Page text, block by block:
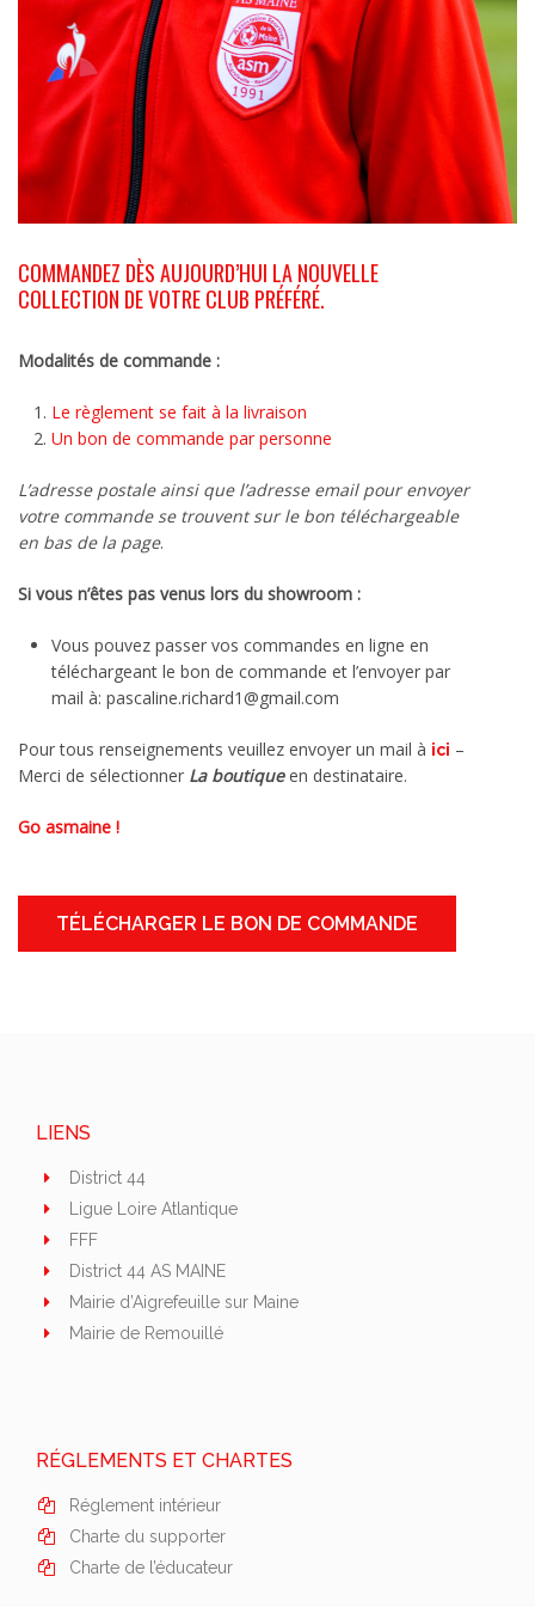
COMMANDEZ DÈS AUJOURD’HUI LA NOUVELLE
COLLECTION DE VOTRE CLUB PRÉFÉRÉ.
Modalités de commande :
Le règlement se fait à la livraison
Un bon de commande par personne
L’adresse postale ainsi que l’adresse email pour envoyer
votre commande se trouvent sur le bon téléchargeable
en bas de la page.
Si vous n’êtes pas venus lors du showroom :
Vous pouvez passer vos commandes en ligne en
téléchargeant le bon de commande et l’envoyer par
mail à: pascaline.richard1@gmail.com
Pour tous renseignements veuillez envoyer un mail à ici –
Merci de sélectionner La boutiqueen destinataire.
Go asmaine !
TÉLÉCHARGER LE BON DE COMMANDE
LIENS
District 44
Ligue Loire Atlantique
FFF
District 44 AS MAINE
Mairie d’Aigrefeuille sur Maine
Mairie de Remouillé
RÉGLEMENTS ET CHARTES
Réglement intérieur
Charte du supporter
Charte de l’éducateur